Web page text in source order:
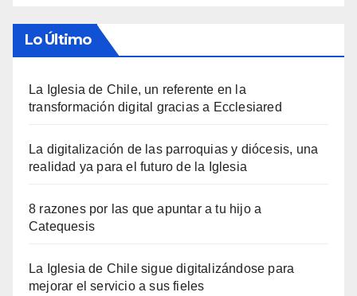
Lo Último
La Iglesia de Chile, un referente en la
transformación digital gracias a Ecclesiared
La digitalización de las parroquias y diócesis, una
realidad ya para el futuro de la Iglesia
8 razones por las que apuntar a tu hijo a
Catequesis
La Iglesia de Chile sigue digitalizándose para
mejorar el servicio a sus fieles